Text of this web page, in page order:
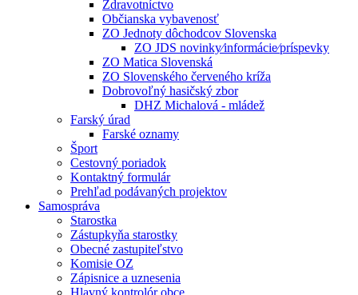
Zdravotníctvo
Občianska vybavenosť
ZO Jednoty dôchodcov Slovenska
ZO JDS novinky⁄informácie⁄príspevky
ZO Matica Slovenská
ZO Slovenského červeného kríža
Dobrovoľný hasičský zbor
DHZ Michalová - mládež
Farský úrad
Farské oznamy
Šport
Cestovný poriadok
Kontaktný formulár
Prehľad podávaných projektov
Samospráva
Starostka
Zástupkyňa starostky
Obecné zastupiteľstvo
Komisie OZ
Zápisnice a uznesenia
Hlavný kontrolór obce